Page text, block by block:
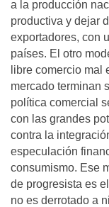
a la producción
productiva y dejar
exportadores, con
países. El otro
libre comercio mal
mercado terminan
política comercial
con las grandes
contra la
especulación
consumismo. Ese
de progresista es
no es derrotado a